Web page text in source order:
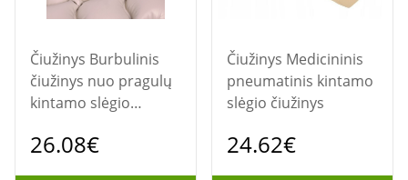
Čiužinys Burbulinis
čiužinys nuo pragulų
kintamo slėgio
26.08€
Čiužinys Medicininis
pneumatinis kintamo
slėgio čiužinys
24.62€